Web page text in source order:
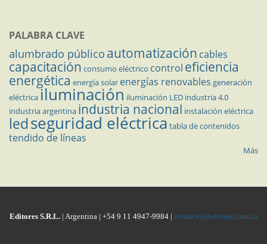
PALABRA CLAVE
alumbrado público automatización cables
capacitación consumo eléctrico control eficiencia
energética energía solar energías renovables generación
eléctricailuminación iluminación LED industria 4.0
industria argentina industria nacional instalación eléctrica
ledseguridad eléctrica tabla de contenidos
tendido de líneas
Más
Editores S.R.L.| Argentina | +54 9 11 4947-9984 | contacto@editores.com.ar